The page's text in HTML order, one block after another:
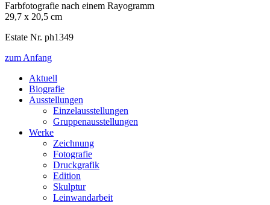
Farbfotografie nach einem Rayogramm
29,7 x 20,5 cm
Estate Nr. ph1349
zum Anfang
Aktuell
Biografie
Ausstellungen
Einzelausstellungen
Gruppenausstellungen
Werke
Zeichnung
Fotografie
Druckgrafik
Edition
Skulptur
Leinwandarbeit